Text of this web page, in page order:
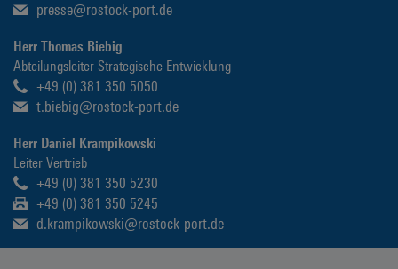
presse@rostock-port.de
Herr Thomas Biebig
Abteilungsleiter Strategische Entwicklung
+49 (0) 381 350 5050
t.biebig@rostock-port.de
Herr Daniel Krampikowski
Leiter Vertrieb
+49 (0) 381 350 5230
+49 (0) 381 350 5245
d.krampikowski@rostock-port.de